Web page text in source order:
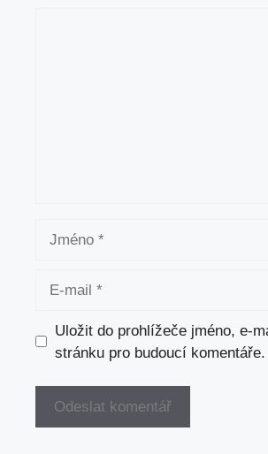
Uložit do prohlížeče jméno, e-
stránku pro budoucí komentáře.